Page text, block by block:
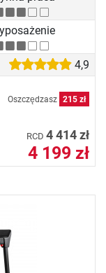
4,9
Oszczędzasz 215 zł
RCD 4 414 zł
4 199 zł